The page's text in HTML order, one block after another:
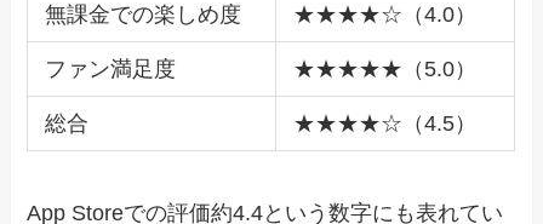
無課金での楽しめ度 ★★★★☆（4.0）
ファン満足度 ★★★★★（5.0）
総合 ★★★★☆（4.5）
App Storeでの評価約4.4という数字にも表れてい